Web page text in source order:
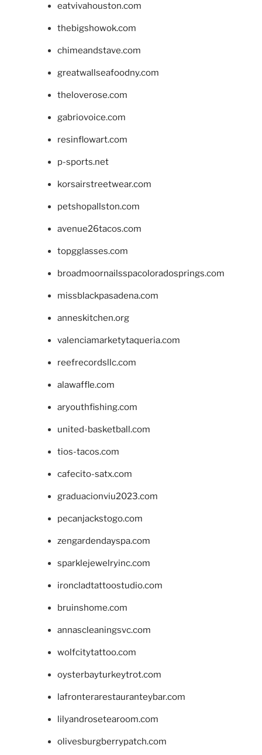
eatvivahouston.com
thebigshowok.com
chimeandstave.com
greatwallseafoodny.com
theloverose.com
gabriovoice.com
resinflowart.com
p-sports.net
korsairstreetwear.com
petshopallston.com
avenue26tacos.com
topgglasses.com
broadmoornailsspacoloradosprings.com
missblackpasadena.com
anneskitchen.org
valenciamarketytaqueria.com
reefrecordsllc.com
alawaffle.com
aryouthfishing.com
united-basketball.com
tios-tacos.com
cafecito-satx.com
graduacionviu2023.com
pecanjackstogo.com
zengardendayspa.com
sparklejewelryinc.com
ironcladtattoostudio.com
bruinshome.com
annascleaningsvc.com
wolfcitytattoo.com
oysterbayturkeytrot.com
lafronterarestauranteybar.com
lilyandrosetearoom.com
olivesburgberrypatch.com